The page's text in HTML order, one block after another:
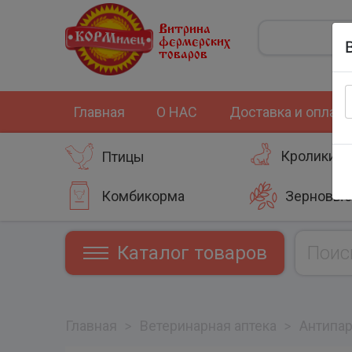
Витрина
фермерских
товаров
Главная О НАС Доставка и оплата
Птицы Кролики
Комбикорма Зерновые
Каталог товаров